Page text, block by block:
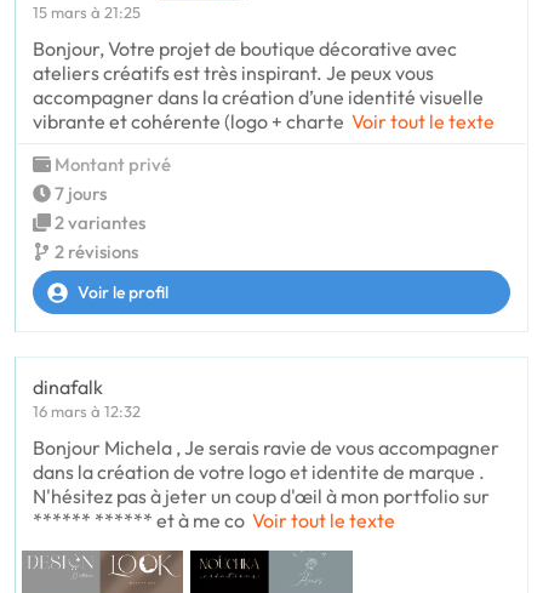
15 mars à 21:25
Bonjour, Votre projet de boutique décorative avec
ateliers créatifs est très inspirant. Je peux vous
accompagner dans la création d’une identité visuelle
vibrante et cohérente (logo + charte Voir tout le texte
Montant privé
7 jours
2 variantes
2 révisions
Voir le profil
dinafalk
16 mars à 12:32
Bonjour Michela , Je serais ravie de vous accompagner
dans la création de votre logo et identite de marque .
N'hésitez pas à jeter un coup d'œil à mon portfolio sur
****** ****** et à me co Voir tout le texte